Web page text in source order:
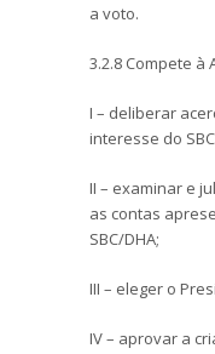
a voto.
3.2.8 Compete à
I – deliberar
interesse do
II – examinar e
as contas
SBC/DHA;
III – eleger o
IV – aprovar a